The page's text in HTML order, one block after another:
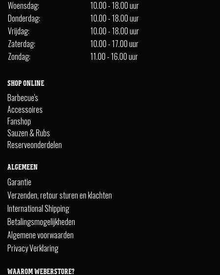
Woensdag:
10.00 - 18.00 uur
Donderdag:
10.00 - 18.00 uur
Vrijdag:
10.00 - 18.00 uur
Zaterdag:
10.00 - 17.00 uur
Zondag:
11.00 - 16.00 uur
SHOP ONLINE
Barbecue's
Accessoires
Fanshop
Sauzen & Rubs
Reserveonderdelen
ALGEMEEN
Garantie
Verzenden, retour sturen en klachten
International Shipping
Betalingsmogelijkheden
Algemene voorwaarden
Privacy Verklaring
WAAROM WEBERSTORE?